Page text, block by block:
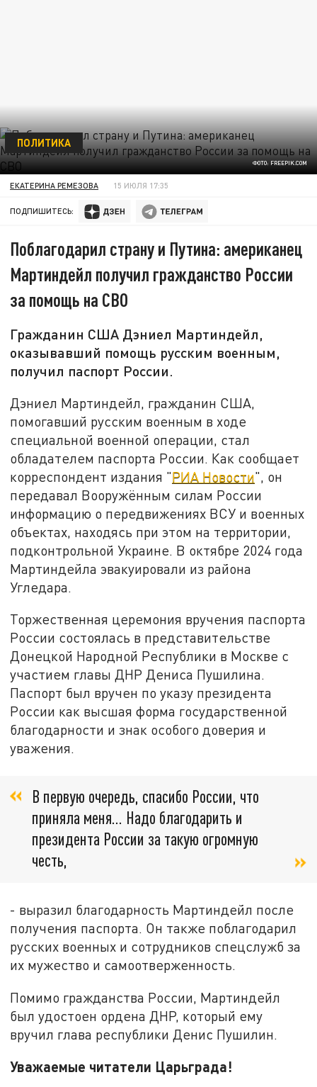
ФОТО: FREEPIK.COM
ПОЛИТИКА
ЕКАТЕРИНА РЕМЕЗОВА 15 ИЮЛЯ 17:35
ПОДПИШИТЕСЬ:
Поблагодарил страну и Путина: американец
Мартиндейл получил гражданство России
за помощь на СВО
Гражданин США Дэниел Мартиндейл,
оказывавший помощь русским военным,
получил паспорт России.
Дэниел Мартиндейл, гражданин США,
помогавший русским военным в ходе
специальной военной операции, стал
обладателем паспорта России. Как сообщает
корреспондент издания "РИА Новости", он
передавал Вооружённым силам России
информацию о передвижениях ВСУ и военных
объектах, находясь при этом на территории,
подконтрольной Украине. В октябре 2024 года
Мартиндейла эвакуировали из района
Угледара.
Торжественная церемония вручения паспорта
России состоялась в представительстве
Донецкой Народной Республики в Москве с
участием главы ДНР Дениса Пушилина.
Паспорт был вручен по указу президента
России как высшая форма государственной
благодарности и знак особого доверия и
уважения.
В первую очередь, спасибо России, что
приняла меня… Надо благодарить и
президента России за такую огромную
честь,
- выразил благодарность Мартиндейл после
получения паспорта. Он также поблагодарил
русских военных и сотрудников спецслужб за
их мужество и самоотверженность.
Помимо гражданства России, Мартиндейл
был удостоен ордена ДНР, который ему
вручил глава республики Денис Пушилин.
Уважаемые читатели Царьграда!